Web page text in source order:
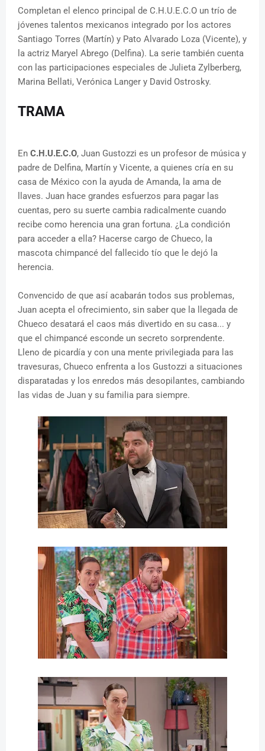
Completan el elenco principal de C.H.U.E.C.O un trío de
jóvenes talentos mexicanos integrado por los actores
Santiago Torres (Martín) y Pato Alvarado Loza (Vicente), y
la actriz Maryel Abrego (Delfina). La serie también cuenta
con las participaciones especiales de Julieta Zylberberg,
Marina Bellati, Verónica Langer y David Ostrosky.
TRAMA
En C.H.U.E.C.O, Juan Gustozzi es un profesor de música y
padre de Delfina, Martín y Vicente, a quienes cría en su
casa de México con la ayuda de Amanda, la ama de
llaves. Juan hace grandes esfuerzos para pagar las
cuentas, pero su suerte cambia radicalmente cuando
recibe como herencia una gran fortuna. ¿La condición
para acceder a ella? Hacerse cargo de Chueco, la
mascota chimpancé del fallecido tío que le dejó la
herencia.
Convencido de que así acabarán todos sus problemas,
Juan acepta el ofrecimiento, sin saber que la llegada de
Chueco desatará el caos más divertido en su casa... y
que el chimpancé esconde un secreto sorprendente.
Lleno de picardía y con una mente privilegiada para las
travesuras, Chueco enfrenta a los Gustozzi a situaciones
disparatadas y los enredos más desopilantes, cambiando
las vidas de Juan y su familia para siempre.